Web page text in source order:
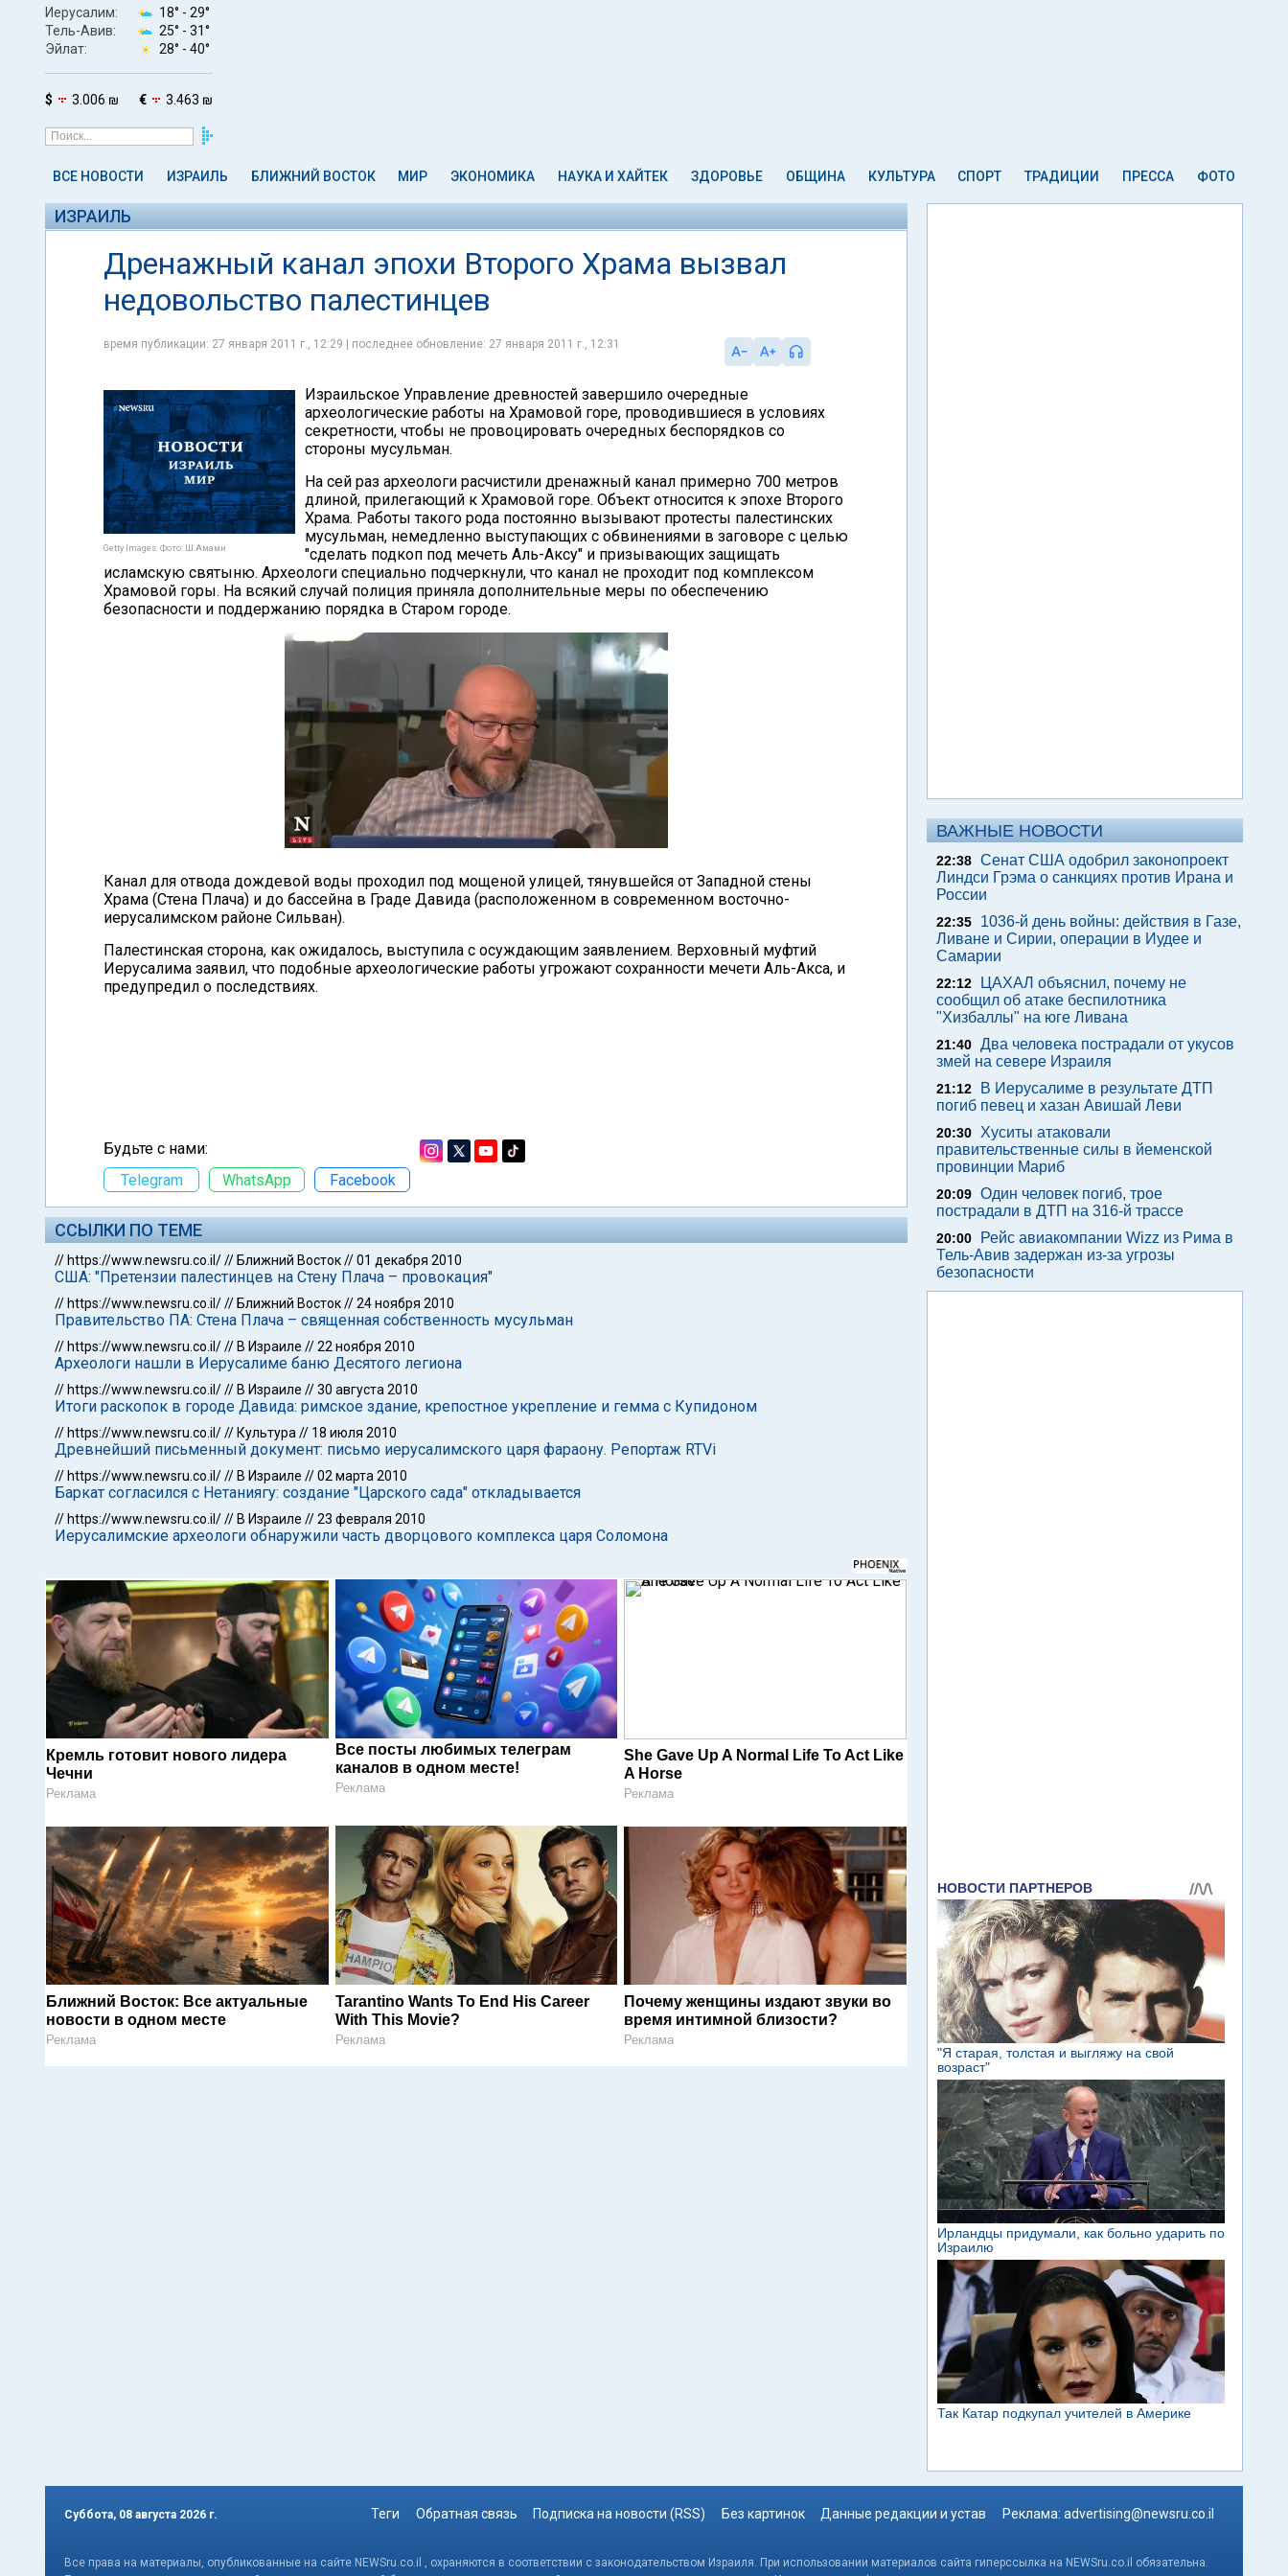
Иерусалим: 18° - 29°
Тель-Авив:
25° - 31°
Эйлат:
28° - 40°
$ 3.006 ₪ € 3.463 ₪
ВСЕ НОВОСТИ ИЗРАИЛЬ БЛИЖНИЙ ВОСТОК МИР ЭКОНОМИКА НАУКА И ХАЙТЕК ЗДОРОВЬЕ ОБЩИНА КУЛЬТУРА СПОРТ ТРАДИЦИИ ПРЕССА ФОТО
ИЗРАИЛЬ
Дренажный канал эпохи Второго Храма вызвал
недовольство палестинцев
время публикации: 27 января 2011 г., 12:29 | последнее обновление: 27 января 2011 г., 12:31
Getty Images. Фото: Ш.Амами
Израильское Управление древностей завершило очередные
археологические работы на Храмовой горе, проводившиеся в условиях
секретности, чтобы не провоцировать очередных беспорядков со
стороны мусульман.
На сей раз археологи расчистили дренажный канал примерно 700 метров
длиной, прилегающий к Храмовой горе. Объект относится к эпохе Второго
Храма. Работы такого рода постоянно вызывают протесты палестинских
мусульман, немедленно выступающих с обвинениями в заговоре с целью
"сделать подкоп под мечеть Аль-Аксу" и призывающих защищать
исламскую святыню. Археологи специально подчеркнули, что канал не проходит под комплексом
Храмовой горы. На всякий случай полиция приняла дополнительные меры по обеспечению
безопасности и поддержанию порядка в Старом городе.
Канал для отвода дождевой воды проходил под мощеной улицей, тянувшейся от Западной стены
Храма (Стена Плача) и до бассейна в Граде Давида (расположенном в современном восточно-
иерусалимском районе Сильван).
Палестинская сторона, как ожидалось, выступила с осуждающим заявлением. Верховный муфтий
Иерусалима заявил, что подобные археологические работы угрожают сохранности мечети Аль-Акса, и
предупредил о последствиях.
Будьте с нами:
Telegram
WhatsApp Facebook
ССЫЛКИ ПО ТЕМЕ
// https://www.newsru.co.il/// Ближний Восток//01 декабря 2010
США: "Претензии палестинцев на Стену Плача – провокация"
// https://www.newsru.co.il/// Ближний Восток//24 ноября 2010
Правительство ПА: Стена Плача – священная собственность мусульман
// https://www.newsru.co.il/// В Израиле //22 ноября 2010
Археологи нашли в Иерусалиме баню Десятого легиона
// https://www.newsru.co.il/// В Израиле //30 августа 2010
Итоги раскопок в городе Давида: римское здание, крепостное укрепление и гемма с Купидоном
// https://www.newsru.co.il/// Культура // 18 июля 2010
Древнейший письменный документ: письмо иерусалимского царя фараону. Репортаж RTVi
// https://www.newsru.co.il/// В Израиле //02 марта 2010
Баркат согласился с Нетаниягу: создание "Царского сада" откладывается
// https://www.newsru.co.il/// В Израиле //23 февраля 2010
Иерусалимские археологи обнаружили часть дворцового комплекса царя Соломона
Кремль готовит нового лидера
Чечни
Реклама
Все посты любимых телеграм
каналов в одном месте!
Реклама
She Gave Up A Normal Life To Act Like
A Horse
Реклама
Ближний Восток: Все актуальные
новости в одном месте
Реклама
Tarantino Wants To End His Career
With This Movie?
Реклама
Почему женщины издают звуки во
время интимной близости?
Реклама
ВАЖНЫЕ НОВОСТИ
22:38 Сенат США одобрил законопроект
Линдси Грэма о санкциях против Ирана и
России
22:35
1036-й день войны: действия в Газе,
Ливане и Сирии, операции в Иудее и
Самарии
22:12
ЦАХАЛ объяснил, почему не
сообщил об атаке беспилотника
"Хизбаллы" на юге Ливана
21:40 Два человека пострадали от укусов
змей на севере Израиля
21:12
В Иерусалиме в результате ДТП
погиб певец и хазан Авишай Леви
20:30
Хуситы атаковали
правительственные силы в йеменской
провинции Мариб
20:09 Один человек погиб, трое
пострадали в ДТП на 316-й трассе
20:00
Рейс авиакомпании Wizz из Рима в
Тель-Авив задержан из-за угрозы
безопасности
Суббота, 08 августа 2026 г. Теги Обратная связь Подписка на новости (RSS) Без картинок Данные редакции и устав Реклама: advertising@newsru.co.il
Все права на материалы, опубликованные на сайте NEWSru.co.il , охраняются в соответствии с законодательством Израиля. При использовании материалов сайта гиперссылка на NEWSru.co.il обязательна.